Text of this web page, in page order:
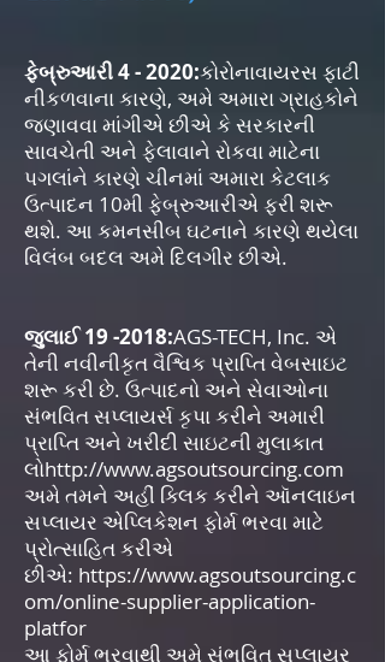
ફેબ્રુઆરી 4 - 2020:કોરોનાવાયરસ ફાટી
નીકળવાના કારણે, અમે અમારા ગ્રાહકોને
જણાવવા માંગીએ છીએ કે સરકારની
સાવચેતી અને ફેલાવાને રોકવા માટેના
પગલાંને કારણે ચીનમાં અમારા કેટલાક
ઉત્પાદન 10મી ફેબ્રુઆરીએ ફરી શરૂ
થશે. આ કમનસીબ ઘટનાને કારણે થયેલા
વિલંબ બદલ અમે દિલગીર છીએ.
જુલાઈ 19 -2018:AGS-TECH, Inc. એ
તેની નવીનીકૃત વૈશ્વિક પ્રાપ્તિ વેબસાઇટ
શરૂ કરી છે. ઉત્પાદનો અને સેવાઓના
સંભવિત સપ્લાયર્સ કૃપા કરીને અમારી
પ્રાપ્તિ અને ખરીદી સાઇટની મુલાકાત
લોhttp://www.agsoutsourcing.com
અમે તમને અહીં ક્લિક કરીને ઑનલાઇન
સપ્લાયર એપ્લિકેશન ફોર્મ ભરવા માટે
પ્રોત્સાહિત કરીએ
છીએ: https://www.agsoutsourcing.c
om/online-supplier-application-
platfor
આ ફોર્મ ભરવાથી અમે સંભવિત સપ્લાયર